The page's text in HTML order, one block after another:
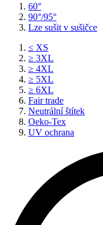
60°
90°/95°
Lze sušit v sušičce
≤ XS
≥ 3XL
≥ 4XL
≥ 5XL
≥ 6XL
Fair trade
Neutrální štítek
Oeko-Tex
UV ochrana